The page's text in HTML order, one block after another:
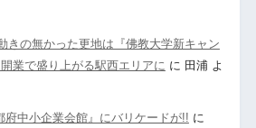
きの無かった更地は『佛教大学新キャン
業で盛り上がる駅西エリアに に 田浦よ
府中小企業会館』にバリケードが!! に